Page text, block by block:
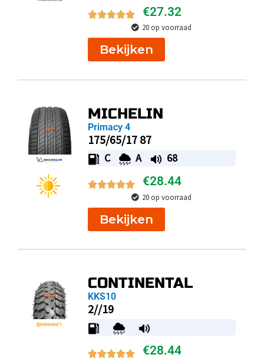
€27.32
20 op voorraad
Bekijken
MICHELIN
Primacy 4
175/65/17 87
C A 68
€28.44
20 op voorraad
Bekijken
CONTINENTAL
KKS10
2//19
€28.44